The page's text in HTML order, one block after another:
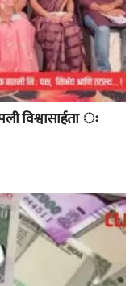
विश्वासार्हता ः